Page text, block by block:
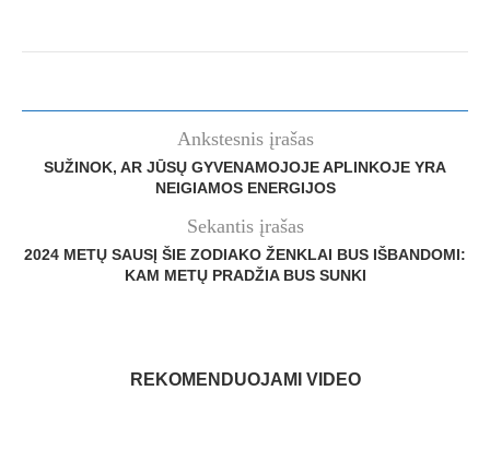
Ankstesnis įrašas
SUŽINOK, AR JŪSŲ GYVENAMOJOJE APLINKOJE YRA
NEIGIAMOS ENERGIJOS
Sekantis įrašas
2024 METŲ SAUSĮ ŠIE ZODIAKO ŽENKLAI BUS IŠBANDOMI:
KAM METŲ PRADŽIA BUS SUNKI
REKOMENDUOJAMI VIDEO